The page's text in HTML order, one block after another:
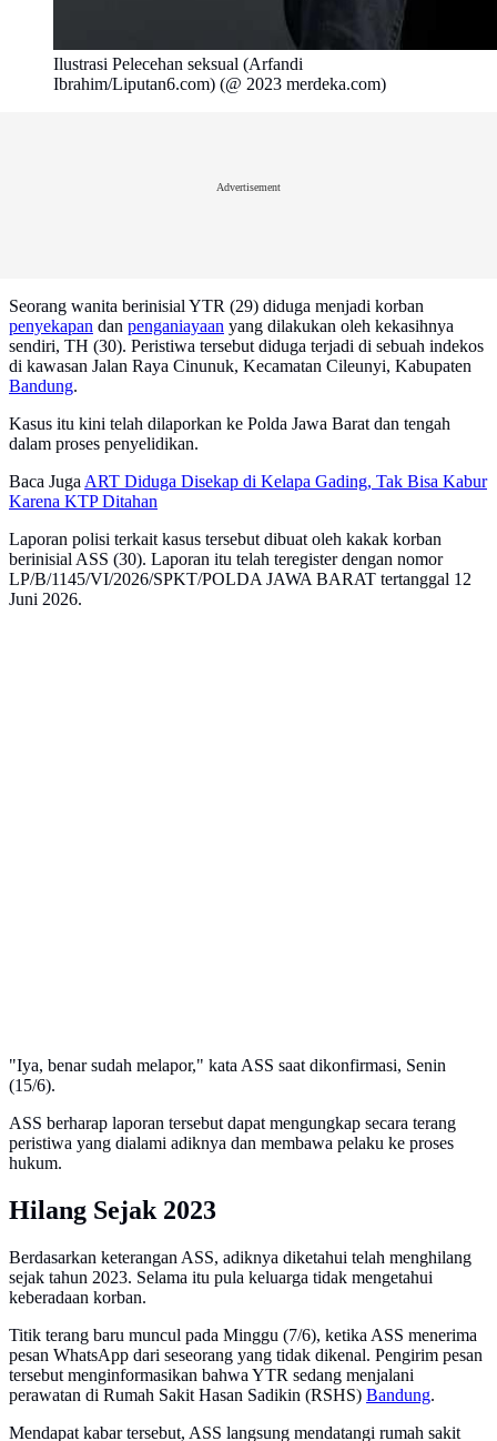
Ilustrasi Pelecehan seksual (Arfandi
Ibrahim/Liputan6.com) (@ 2023 merdeka.com)
Advertisement
Seorang wanita berinisial YTR (29) diduga menjadi korban
penyekapan dan penganiayaan yang dilakukan oleh kekasihnya
sendiri, TH (30). Peristiwa tersebut diduga terjadi di sebuah indekos
di kawasan Jalan Raya Cinunuk, Kecamatan Cileunyi, Kabupaten
Bandung.
Kasus itu kini telah dilaporkan ke Polda Jawa Barat dan tengah
dalam proses penyelidikan.
Baca JugaART Diduga Disekap di Kelapa Gading, Tak Bisa Kabur
Karena KTP Ditahan
Laporan polisi terkait kasus tersebut dibuat oleh kakak korban
berinisial ASS (30). Laporan itu telah teregister dengan nomor
LP/B/1145/VI/2026/SPKT/POLDA JAWA BARAT tertanggal 12
Juni 2026.
"Iya, benar sudah melapor," kata ASS saat dikonfirmasi, Senin
(15/6).
ASS berharap laporan tersebut dapat mengungkap secara terang
peristiwa yang dialami adiknya dan membawa pelaku ke proses
hukum.
Hilang Sejak 2023
Berdasarkan keterangan ASS, adiknya diketahui telah menghilang
sejak tahun 2023. Selama itu pula keluarga tidak mengetahui
keberadaan korban.
Titik terang baru muncul pada Minggu (7/6), ketika ASS menerima
pesan WhatsApp dari seseorang yang tidak dikenal. Pengirim pesan
tersebut menginformasikan bahwa YTR sedang menjalani
perawatan di Rumah Sakit Hasan Sadikin (RSHS) Bandung.
Mendapat kabar tersebut, ASS langsung mendatangi rumah sakit